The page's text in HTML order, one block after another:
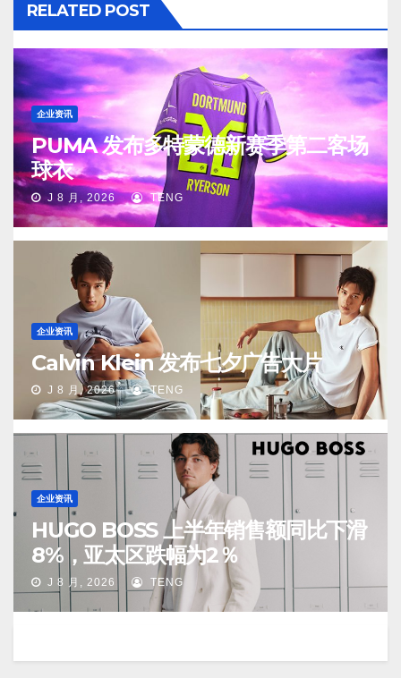
RELATED POST
企业资讯
PUMA 发布多特蒙德新赛季第二客场
球衣
J 8 月, 2026 TENG
企业资讯
Calvin Klein 发布七夕广告大片
J 8 月, 2026 TENG
企业资讯
HUGO BOSS 上半年销售额同比下滑
8%，亚太区跌幅为2％
J 8 月, 2026 TENG